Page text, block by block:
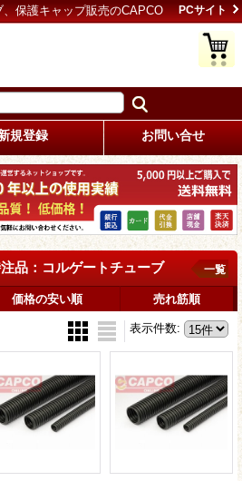
保護キャップ販売のCAPCO PCサイト
規登録 お問い合せ
品：コルゲートチューブ 一覧
価格の安い順 売れ筋順
表示件数: